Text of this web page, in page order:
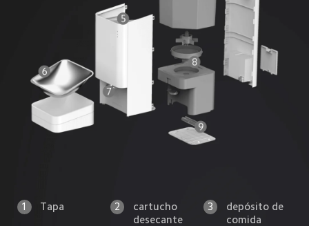
1 Tapa 2
cartucho
desecante
3
depósito de
comida